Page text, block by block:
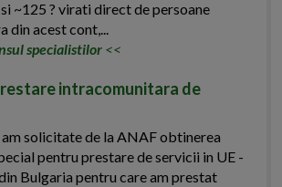
~125 ? virati direct de persoane
din acest cont,...
specialistilor <<
intracomunitara de
solicitate de la ANAF obtinerea
pentru prestare de servicii in UE -
Bulgaria pentru care am prestat